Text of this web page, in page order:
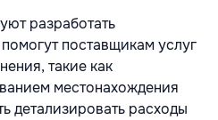
разработать
поставщикам услуг
такие как
местонахождения
детализировать расходы